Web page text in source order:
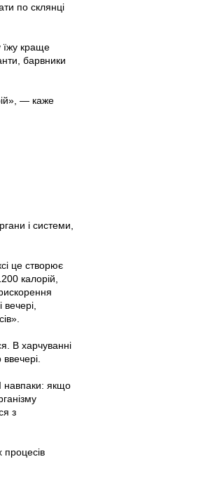
по склянці
їжу краще
барвники
— каже
і системи,
це створює
калорій,
В харчуванні
навпаки: якщо
з
процесів